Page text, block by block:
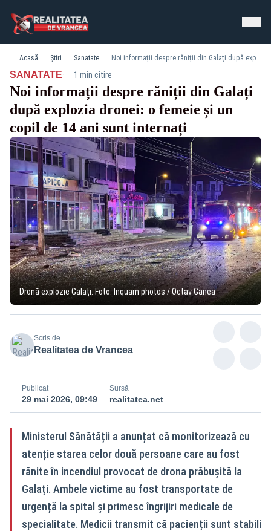
Acasă Știri Sanatate Noi informații despre răniții din Galați după explozia dronei: o femeie și un copil de 14 ani sunt internați
SANATATE· 1 min citire
Noi informații despre răniții din Galați
după explozia dronei: o femeie și un
copil de 14 ani sunt internați
Dronă explozie Galați. Foto: Inquam photos / Octav Ganea
Scris de
Realitatea de Vrancea
Publicat
29 mai 2026, 09:49
Sursă
realitatea.net
Ministerul Sănătății a anunțat că monitorizează cu
atenție starea celor două persoane care au fost
rănite în incendiul provocat de drona prăbușită la
Galați. Ambele victime au fost transportate de
urgență la spital și primesc îngrijiri medicale de
specialitate. Medicii transmit că pacienții sunt stabili